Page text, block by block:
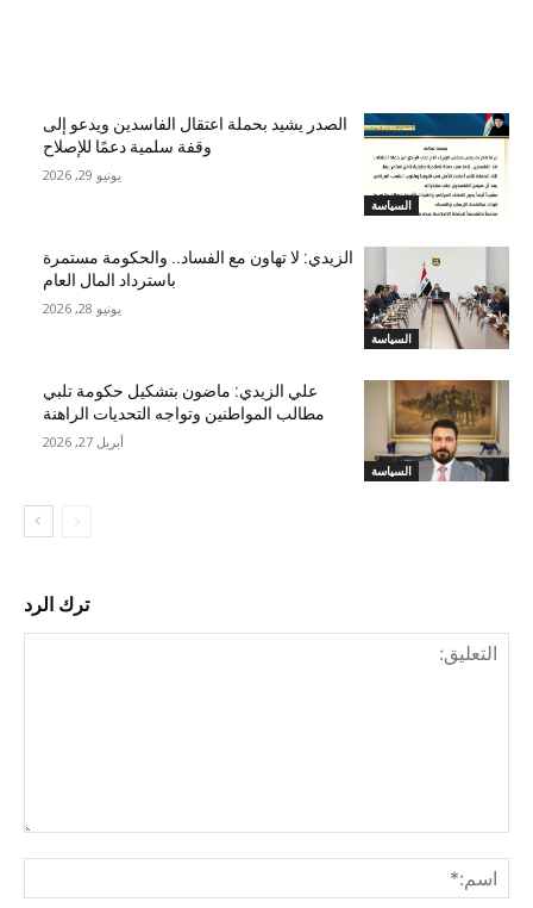
السياسة
الصدر يشيد بحملة اعتقال الفاسدين ويدعو إلى
وقفة سلمية دعمًا للإصلاح
يونيو 29, 2026
السياسة
الزيدي: لا تهاون مع الفساد.. والحكومة مستمرة
باسترداد المال العام
يونيو 28, 2026
السياسة
علي الزيدي: ماضون بتشكيل حكومة تلبي
مطالب المواطنين وتواجه التحديات الراهنة
أبريل 27, 2026
ترك الرد